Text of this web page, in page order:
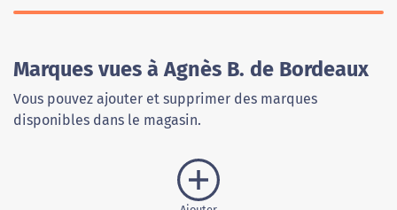
Marques vues à Agnès B. de Bordeaux
Vous pouvez ajouter et supprimer des marques
disponibles dans le magasin.